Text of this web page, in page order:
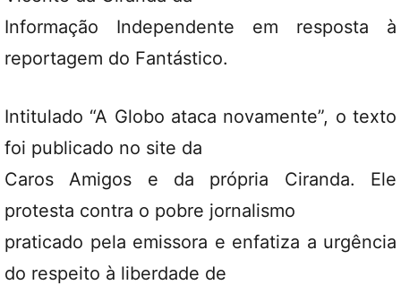
Informação Independente em resposta à
reportagem do Fantástico.
Intitulado “A Globo ataca novamente”, o texto
foi publicado no site da
Caros Amigos e da própria Ciranda. Ele
protesta contra o pobre jornalismo
praticado pela emissora e enfatiza a urgência
do respeito à liberdade de